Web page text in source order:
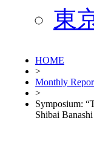
東
HOME
>
Monthly
>
Symposium:
Shibai